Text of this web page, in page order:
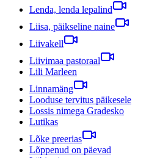
Lenda, lenda lepalind
Liisa, päikseline naine
Liivakell
Liivimaa pastoraal
Lili Marleen
Linnamäng
Looduse tervitus päikesele
Lossis nimega Gradesko
Lutikas
Lõke preerias
Lõppenud on päevad